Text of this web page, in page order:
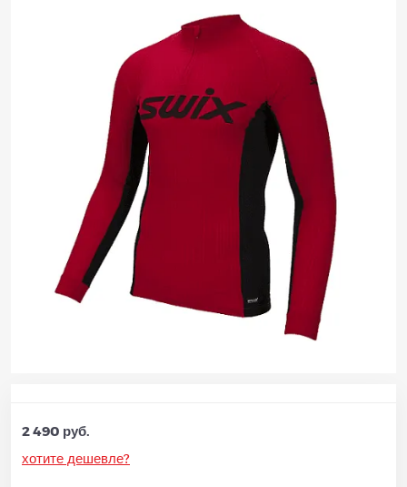
2 490 руб.
хотите дешевле?